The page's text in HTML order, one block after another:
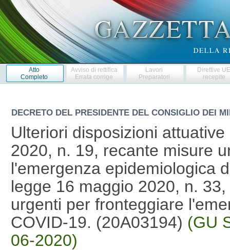
Atto
Completo
Avviso di rettifica
Errata corrige
Lavori
Preparatori
Direttive
recepite
DECRETO DEL PRESIDENTE DEL CONSIGLIO DEI
Ulteriori disposizioni
2020, n. 19, recante misure
l'emergenza epidemiologica
legge 16 maggio 2020, n.
urgenti per fronteggiare
COVID-19. (20A03194) (GU
06-2020)